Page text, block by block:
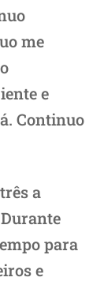
me
e
Continuo
a
para
e